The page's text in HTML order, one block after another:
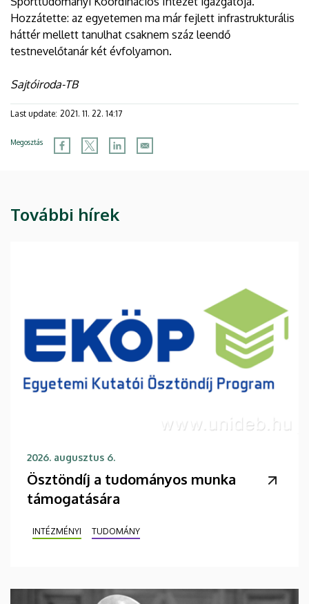
Hozzátette: az egyetemen ma már fejlett infrastrukturális
háttér mellett tanulhat csaknem száz leendő
testnevelőtanár két évfolyamon.
Sajtóiroda-TB
Last update: 2021. 11. 22. 14:17
Megosztás
További hírek
2026. augusztus 6.
Ösztöndíj a tudományos munka
támogatására
INTÉZMÉNYI TUDOMÁNY